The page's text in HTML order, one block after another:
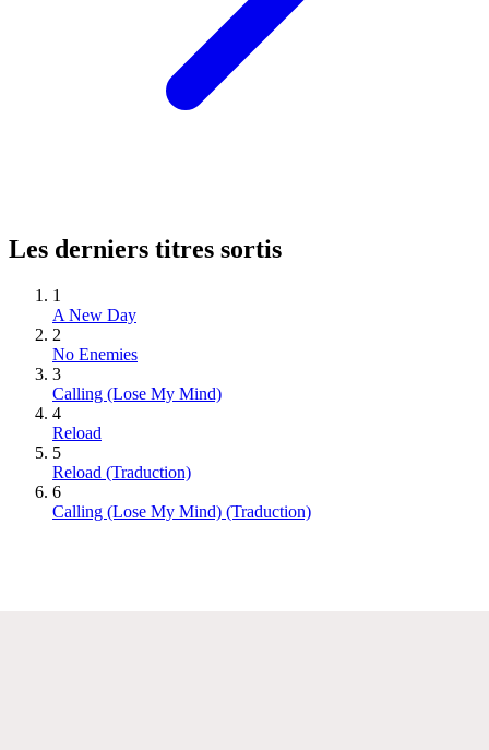
Les derniers titres sortis
1
A New Day
2
No Enemies
3
Calling (Lose My Mind)
4
Reload
5
Reload (Traduction)
6
Calling (Lose My Mind) (Traduction)